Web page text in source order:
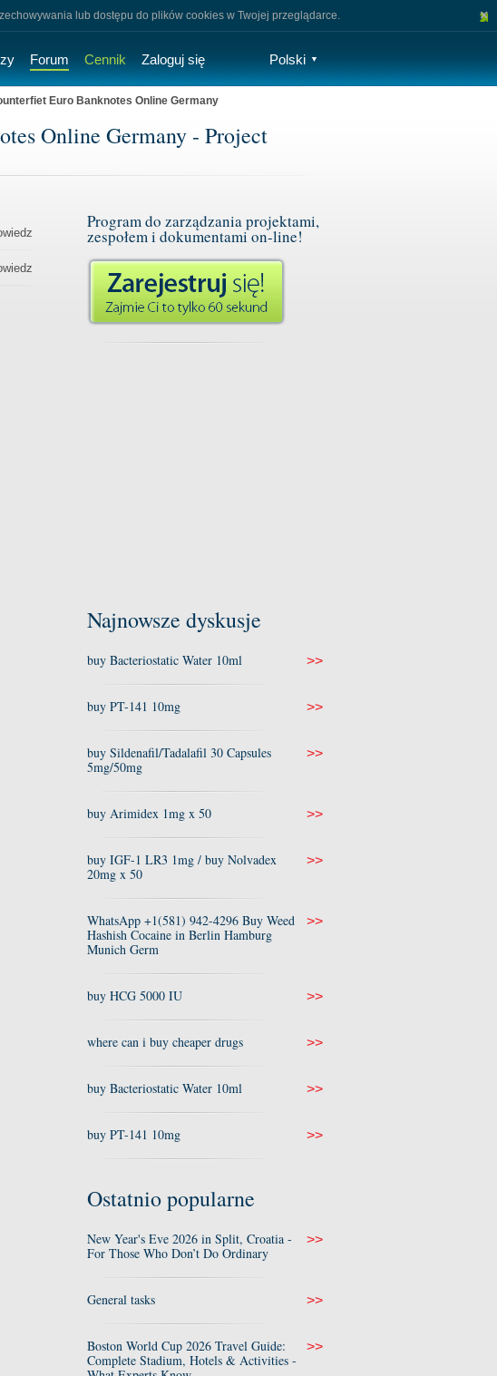
×
lub dostępu do plików cookies w Twojej przeglądarce.
Forum Cennik Zaloguj się Polski ▼
Euro Banknotes Online Germany
Online Germany - Project
Program do zarządzania projektami,
zespołem i dokumentami on-line!
Najnowsze dyskusje
buy Bacteriostatic Water 10ml >>
buy PT-141 10mg >>
buy Sildenafil/Tadalafil 30 Capsules
5mg/50mg
>>
buy Arimidex 1mg x 50 >>
buy IGF-1 LR3 1mg / buy Nolvadex
20mg x 50
>>
WhatsApp +1(581) 942-4296 Buy Weed
Hashish Cocaine in Berlin Hamburg
Munich Germ
>>
buy HCG 5000 IU >>
where can i buy cheaper drugs >>
buy Bacteriostatic Water 10ml >>
buy PT-141 10mg >>
Ostatnio popularne
New Year's Eve 2026 in Split, Croatia -
For Those Who Don’t Do Ordinary
>>
General tasks >>
Boston World Cup 2026 Travel Guide:
Complete Stadium, Hotels & Activities -
>>